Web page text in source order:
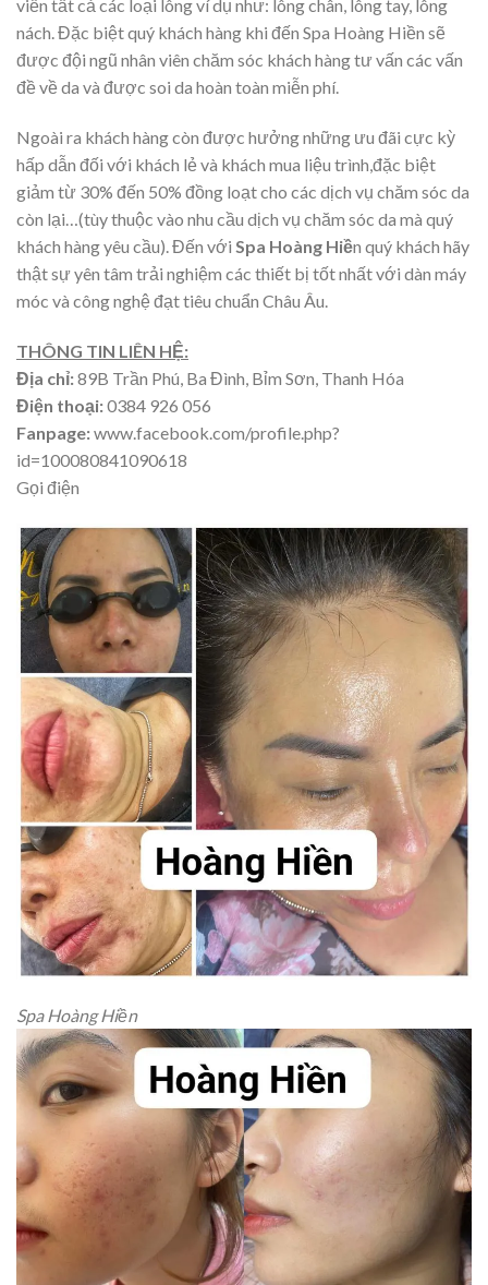
viễn tất cả các loại lông ví dụ như: lông chân, lông tay, lông
nách. Đặc biệt quý khách hàng khi đến Spa Hoàng Hiền sẽ
được đội ngũ nhân viên chăm sóc khách hàng tư vấn các vấn
đề về da và được soi da hoàn toàn miễn phí.
Ngoài ra khách hàng còn được hưởng những ưu đãi cực kỳ
hấp dẫn đối với khách lẻ và khách mua liệu trình,đặc biệt
giảm từ 30% đến 50% đồng loạt cho các dịch vụ chăm sóc da
còn lại…(tùy thuộc vào nhu cầu dịch vụ chăm sóc da mà quý
khách hàng yêu cầu). Đến với Spa Hoàng Hiền quý khách hãy
thật sự yên tâm trải nghiệm các thiết bị tốt nhất với dàn máy
móc và công nghệ đạt tiêu chuẩn Châu Âu.
THÔNG TIN LIÊN HỆ:
Địa chỉ:89B Trần Phú, Ba Đình, Bỉm Sơn, Thanh Hóa
Điện thoại:0384 926 056
Fanpage:www.facebook.com/profile.php?
id=100080841090618
Gọi điện
Spa Hoàng Hiền